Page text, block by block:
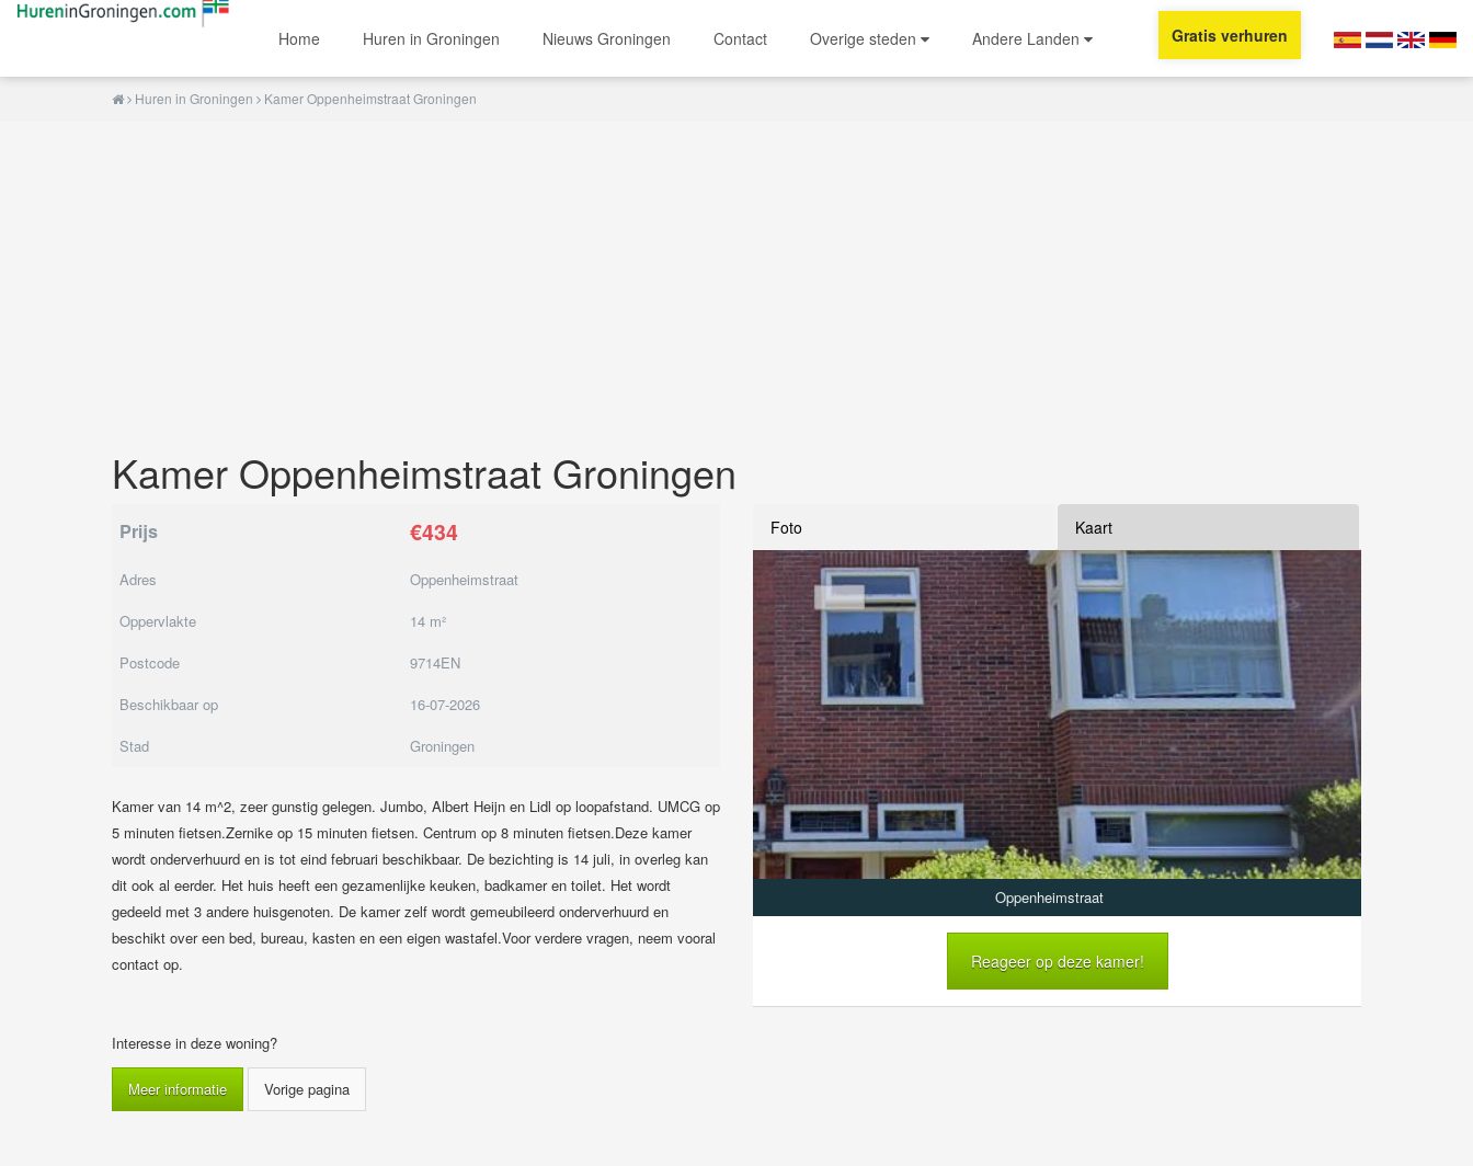
Home Huren in Groningen Nieuws Groningen Contact Overige steden Andere Landen Gratis verhuren
Huren in Groningen Kamer Oppenheimstraat Groningen
Kamer Oppenheimstraat Groningen
Foto Kaart
Oppenheimstraat
Reageer op deze kamer!
Prijs €434
Adres
Oppenheimstraat
Oppervlakte
14 m²
Postcode
9714EN
Beschikbaar op
16-07-2026
Stad
Groningen
Kamer van 14 m^2, zeer gunstig gelegen. Jumbo, Albert Heijn en Lidl op loopafstand. UMCG op
5 minuten fietsen.Zernike op 15 minuten fietsen. Centrum op 8 minuten fietsen.Deze kamer
wordt onderverhuurd en is tot eind februari beschikbaar. De bezichting is 14 juli, in overleg kan
dit ook al eerder. Het huis heeft een gezamenlijke keuken, badkamer en toilet. Het wordt
gedeeld met 3 andere huisgenoten. De kamer zelf wordt gemeubileerd onderverhuurd en
beschikt over een bed, bureau, kasten en een eigen wastafel.Voor verdere vragen, neem vooral
contact op.
Interesse in deze woning?
Meer informatie